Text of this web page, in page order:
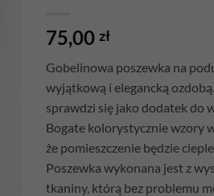
75,00 zł
Gobelinowa poszewka na
wyjątkową i elegancką
sprawdzi się jako dodatek do
Bogate kolorystycznie wzory
że pomieszczenie będzie
Poszewka wykonana jest z
tkaniny, którą bez problemu